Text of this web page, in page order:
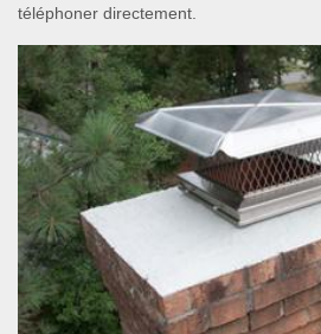
téléphoner directement.